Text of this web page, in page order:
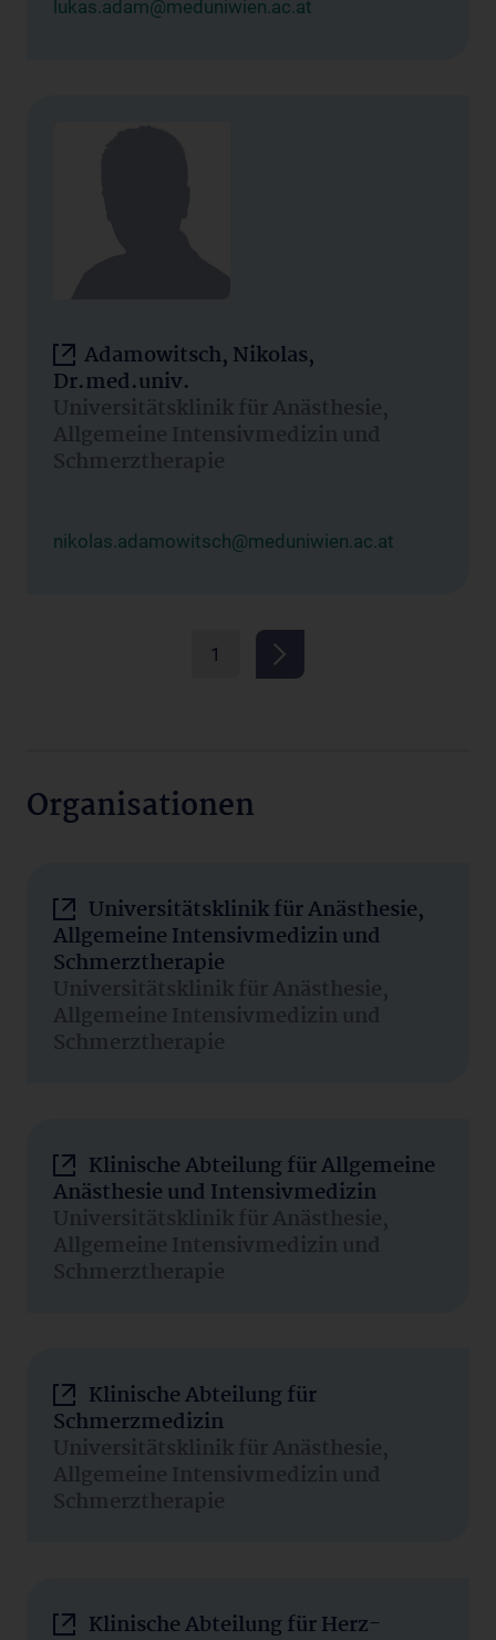
lukas.adam@meduniwien.ac.at
Adamowitsch, Nikolas,
Dr.med.univ.
Universitätsklinik für Anästhesie,
Allgemeine Intensivmedizin und
Schmerztherapie
nikolas.adamowitsch@meduniwien.ac.at
1
Organisationen
Universitätsklinik für Anästhesie,
Allgemeine Intensivmedizin und
Schmerztherapie
Universitätsklinik für Anästhesie,
Allgemeine Intensivmedizin und
Schmerztherapie
Klinische Abteilung für Allgemeine
Anästhesie und Intensivmedizin
Universitätsklinik für Anästhesie,
Allgemeine Intensivmedizin und
Schmerztherapie
Klinische Abteilung für
Schmerzmedizin
Universitätsklinik für Anästhesie,
Allgemeine Intensivmedizin und
Schmerztherapie
Klinische Abteilung für Herz-